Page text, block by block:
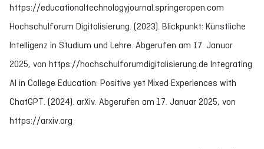
https://educationaltechnologyjournal.springeropen.com
Hochschulforum Digitalisierung. (2023). Blickpunkt: Künstliche
Intelligenz in Studium und Lehre. Abgerufen am 17. Januar
2025, von https://hochschulforumdigitalisierung.de Integrating
AI in College Education: Positive yet Mixed Experiences with
ChatGPT. (2024). arXiv. Abgerufen am 17. Januar 2025, von
https://arxiv.org